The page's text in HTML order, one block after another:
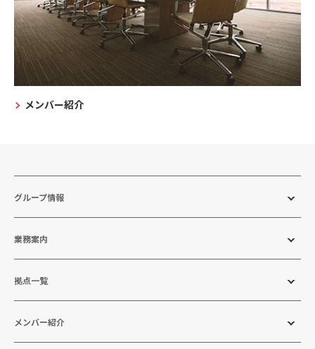
メンバー紹介
グループ情報
業務案内
拠点一覧
メンバー紹介